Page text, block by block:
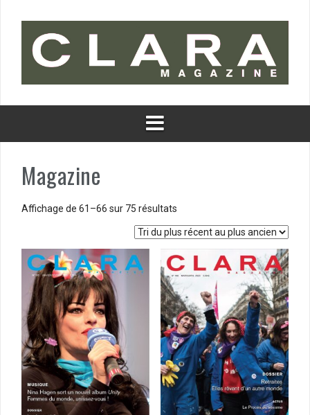
Magazine
Affichage de 61–66 sur 75 résultats
plus
récent
au
plus
ancien